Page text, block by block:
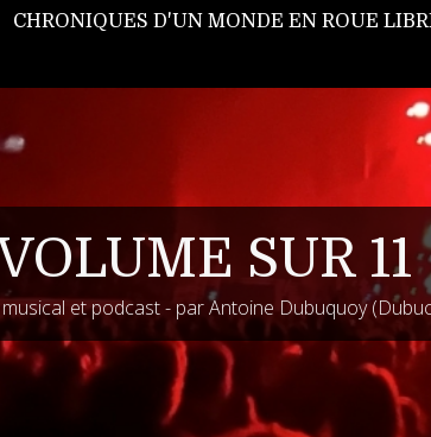
CHRONIQUES D'UN MONDE EN ROUE
SUR 11
et podcast - par Antoine Dubuquoy